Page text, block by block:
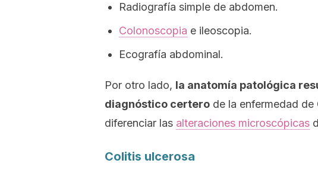
Radiografía simple de abdomen.
Colonoscopia e ileoscopia.
Ecografía abdominal.
Por otro lado, la anatomía patológica
diagnóstico certero de la enfermedad
diferenciar las alteraciones microscópicas
Colitis ulcerosa